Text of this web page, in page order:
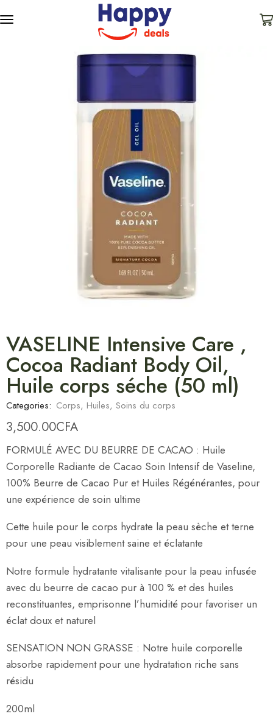
VASELINE Intensive Care ,
Cocoa Radiant Body Oil,
Huile corps séche (50 ml)
Categories: Corps, Huiles, Soins du corps
3,500.00CFA
FORMULÉ AVEC DU BEURRE DE CACAO : Huile
Corporelle Radiante de Cacao Soin Intensif de Vaseline,
100% Beurre de Cacao Pur et Huiles Régénérantes, pour
une expérience de soin ultime
Cette huile pour le corps hydrate la peau sèche et terne
pour une peau visiblement saine et éclatante
Notre formule hydratante vitalisante pour la peau infusée
avec du beurre de cacao pur à 100 % et des huiles
reconstituantes, emprisonne l’humidité pour favoriser un
éclat doux et naturel
SENSATION NON GRASSE : Notre huile corporelle
absorbe rapidement pour une hydratation riche sans
résidu
200ml